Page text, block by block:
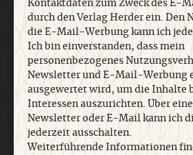
Kontaktdaten zum Zweck des
durch den Verlag Herder ein.
die E-Mail-Werbung kann ich
Ich bin einverstanden,
personenbezogenes
Newsletter und E-Mail-
ausgewertet wird, um die Inhalte
Interessen auszurichten.
Newsletter oder E-Mail kann
jederzeit ausschalten.
Kontaktdaten zum Zweck des E-
durch den Verlag Herder ein. Den
die E-Mail-Werbung kann ich
Ich bin einverstanden, dass mein
personenbezogenes
Newsletter und E-Mail-Werbung
ausgewertet wird, um die Inhalte
Interessen auszurichten. Über
Newsletter oder E-Mail kann ich
jederzeit ausschalten.
Weiterführende Informationen